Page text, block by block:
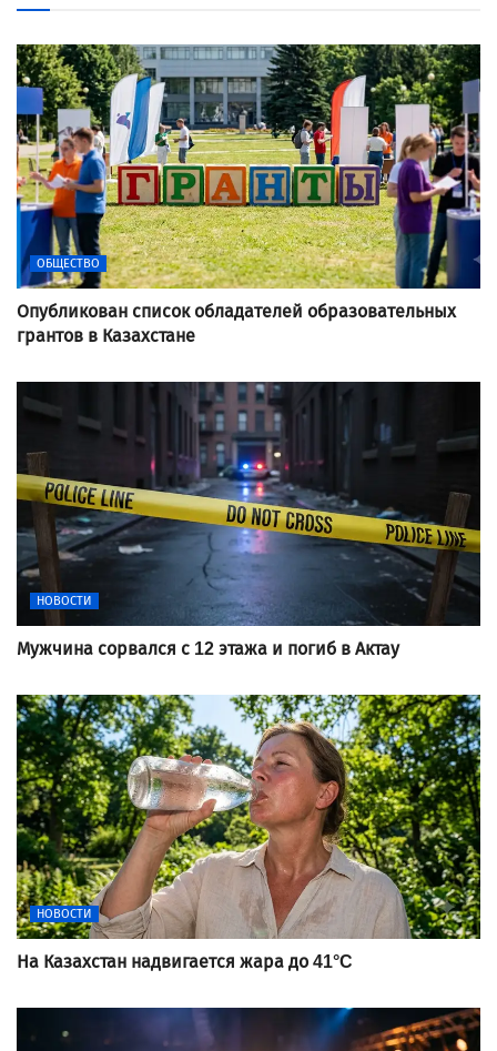
ОБЩЕСТВО
Опубликован список обладателей образовательных
грантов в Казахстане
НОВОСТИ
Мужчина сорвался с 12 этажа и погиб в Актау
НОВОСТИ
На Казахстан надвигается жара до 41°C